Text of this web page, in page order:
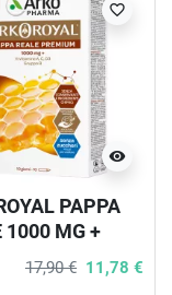
visibility
favorite_border
PAPPA
1000 MG +
SENZA
10 FIALE
17,90 € 11,78 €